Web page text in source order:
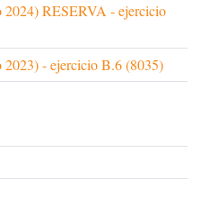
RESERVA - ejercicio
- ejercicio B.6 (8035)